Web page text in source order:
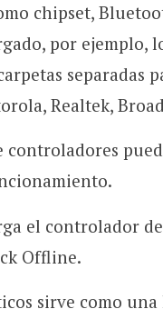
chipset,
por ejemplo,
separadas
Realtek,
controladores
el controlador
Offline.
sirve como